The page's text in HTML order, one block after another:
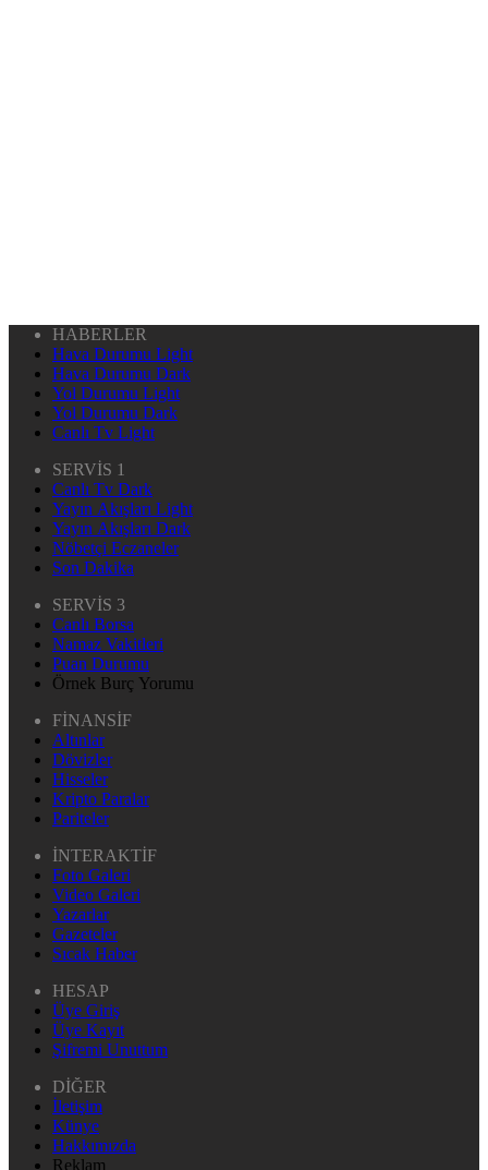
HABERLER
Hava Durumu Light
Hava Durumu Dark
Yol Durumu Light
Yol Durumu Dark
Canlı Tv Light
SERVİS 1
Canlı Tv Dark
Yayın Akışları Light
Yayın Akışları Dark
Nöbetçi Eczaneler
Son Dakika
SERVİS 3
Canlı Borsa
Namaz Vakitleri
Puan Durumu
Örnek Burç Yorumu
FİNANSİF
Altınlar
Dövizler
Hisseler
Kripto Paralar
Pariteler
İNTERAKTİF
Foto Galeri
Video Galeri
Yazarlar
Gazeteler
Sıcak Haber
HESAP
Üye Giriş
Üye Kayıt
Şifremi Unuttum
DİĞER
İletişim
Künye
Hakkımızda
Reklam